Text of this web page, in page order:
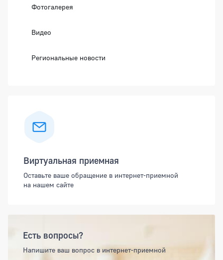
Фотогалерея
Видео
Региональные новости
Виртуальная приемная
Оставьте ваше обращение в интернет-приемной
на нашем сайте
Есть вопросы?
Напишите ваш вопрос в интернет-приемной